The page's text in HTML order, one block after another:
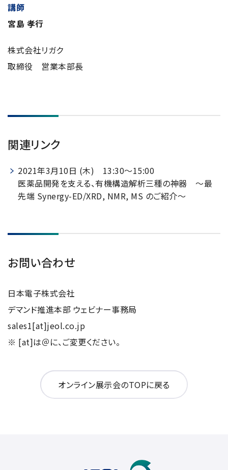
講師
宮島 孝行
株式会社リガク
取締役 営業本部長
関連リンク
2021年3月10日 (木) 13:30～15:00
医薬品開発を支える、有機構造解析三種の神器 ～最
先端 Synergy-ED/XRD, NMR, MS のご紹介～
お問い合わせ
日本電子株式会社
デマンド推進本部 ウェビナー事務局
sales1[at]jeol.co.jp
※ [at]は＠に、ご変更ください。
オンライン展示会のTOPに戻る